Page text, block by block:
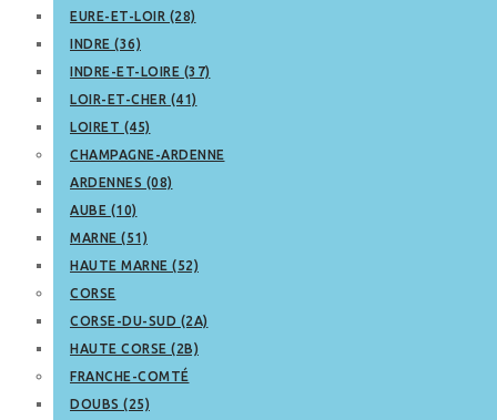
EURE-ET-LOIR (28)
INDRE (36)
INDRE-ET-LOIRE (37)
LOIR-ET-CHER (41)
LOIRET (45)
CHAMPAGNE-ARDENNE
ARDENNES (08)
AUBE (10)
MARNE (51)
HAUTE MARNE (52)
CORSE
CORSE-DU-SUD (2A)
HAUTE CORSE (2B)
FRANCHE-COMTÉ
DOUBS (25)